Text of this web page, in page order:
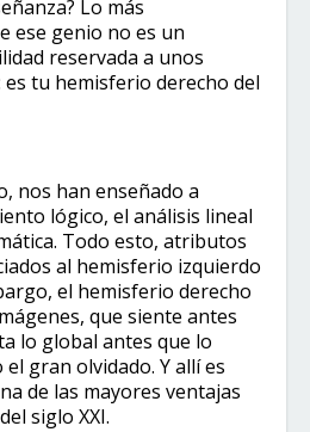
Lo más
ese genio no es un
reservada a unos
tu hemisferio derecho del
nos han enseñado a
lógico, el análisis lineal
Todo esto, atributos
al hemisferio izquierdo
el hemisferio derecho
que siente antes
lo global antes que lo
gran olvidado. Y allí es
de las mayores ventajas
siglo XXI.